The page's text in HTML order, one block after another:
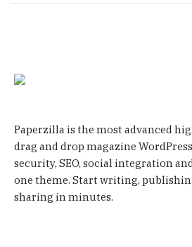
Paperzilla is the most advanced
drag and drop magazine
security, SEO, social integration
one theme. Start writing,
sharing in minutes.